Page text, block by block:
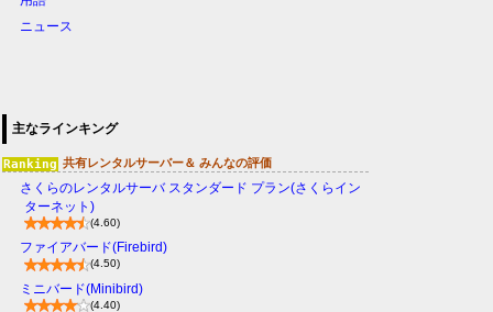
ニュース
主なラインキング
共有レンタルサーバー＆ みんなの評価
さくらのレンタルサーバ スタンダード プラン(さくらイン
ターネット)
(4.60)
ファイアバード(Firebird)
(4.50)
ミニバード(Minibird)
(4.40)